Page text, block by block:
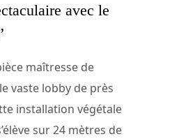
avec le
maîtresse de
vaste lobby de près
installation végétale
sur 24 mètres de